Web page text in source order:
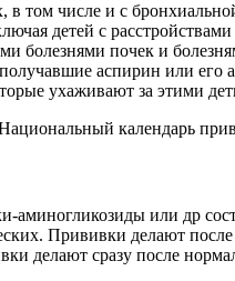
в том числе и с
детей с
болезнями почек и
аспирин или его
ухаживают за этими
календарь
аминогликозиды или др
Прививки делают
сразу после